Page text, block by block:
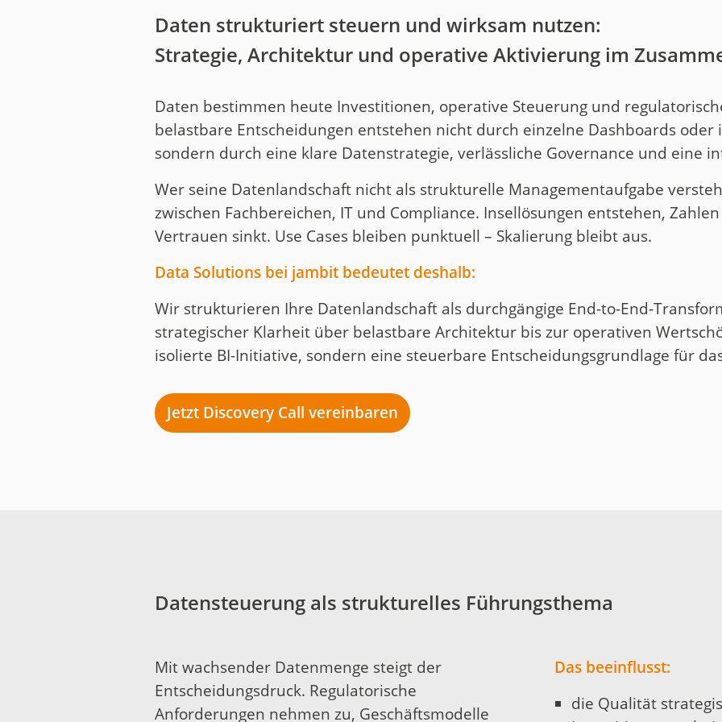
Daten strukturiert steuern und wirksam nutzen:
Strategie, Architektur und operative Aktivierung im
Daten bestimmen heute Investitionen, operative Steuerung und
belastbare Entscheidungen entstehen nicht durch einzelne Dashboards
sondern durch eine klare Datenstrategie, verlässliche Governance und eine
Wer seine Datenlandschaft nicht als strukturelle Managementaufgabe
zwischen Fachbereichen, IT und Compliance. Insellösungen entstehen,
Vertrauen sinkt. Use Cases bleiben punktuell – Skalierung bleibt aus.
Data Solutions bei jambit bedeutet deshalb:
Wir strukturieren Ihre Datenlandschaft als durchgängige End-to-End-
strategischer Klarheit über belastbare Architektur bis zur operativen
isolierte BI-Initiative, sondern eine steuerbare Entscheidungsgrundlage für
Jetzt Discovery Call vereinbaren
Datensteuerung als strukturelles Führungsthema
Mit wachsender Datenmenge steigt der
Entscheidungsdruck. Regulatorische
Anforderungen nehmen zu, Geschäftsmodelle
Das beeinflusst:
die Qualität